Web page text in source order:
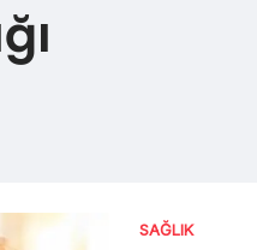
SAĞLIK